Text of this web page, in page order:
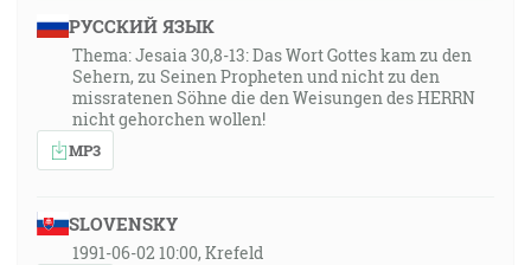
РУССКИЙ ЯЗЫК
Thema: Jesaia 30,8-13: Das Wort Gottes kam zu den
Sehern, zu Seinen Propheten und nicht zu den
missratenen Söhne die den Weisungen des HERRN
nicht gehorchen wollen!
MP3
SLOVENSKY
1991-06-02 10:00, Krefeld